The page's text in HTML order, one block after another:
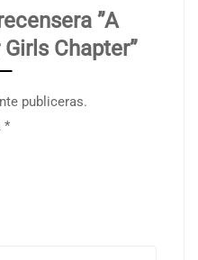
”A
Chapter”
publiceras.
*